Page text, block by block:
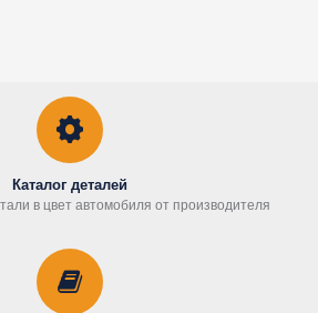
Каталог деталей
в цвет автомобиля от производителя